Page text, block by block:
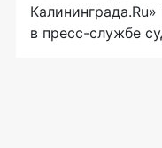
в пресс-службе